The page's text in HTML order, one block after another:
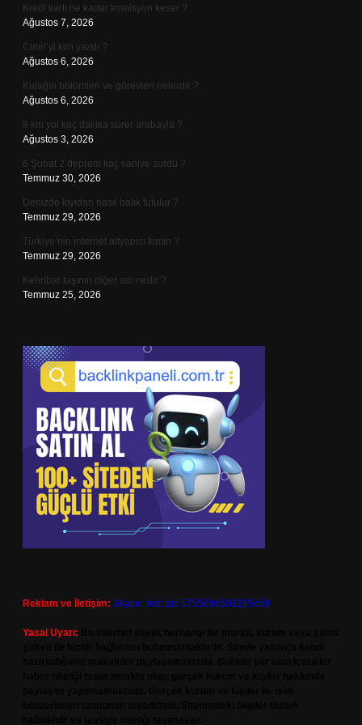
Kredi kartı ne kadar komisyon keser ?
Ağustos 7, 2026
Cimri’yi kim yazdı ?
Ağustos 6, 2026
Kulağın bölümleri ve görevleri nelerdir ?
Ağustos 6, 2026
8 km yol kaç dakika sürer arabayla ?
Ağustos 3, 2026
6 Şubat 2 deprem kaç saniye sürdü ?
Temmuz 30, 2026
Denizde kıyıdan nasıl balık tutulur ?
Temmuz 29, 2026
Türkiye’nin internet altyapısı kimin ?
Temmuz 29, 2026
Kehribar taşının diğer adı nedir ?
Temmuz 25, 2026
Reklam ve İletişim: Skype: live:.cid.575569c608265c69
Yasal Uyarı: